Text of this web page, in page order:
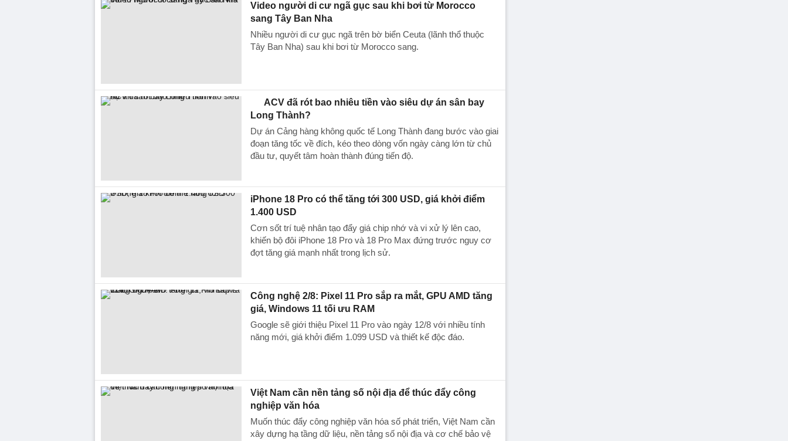
Video người di cư ngã gục sau khi bơi từ Morocco
sang Tây Ban Nha
Nhiều người di cư gục ngã trên bờ biển Ceuta (lãnh thổ thuộc
Tây Ban Nha) sau khi bơi từ Morocco sang.
ACV đã rót bao nhiêu tiền vào siêu dự án sân bay
Long Thành?
Dự án Cảng hàng không quốc tế Long Thành đang bước vào giai
đoạn tăng tốc về đích, kéo theo dòng vốn ngày càng lớn từ chủ
đầu tư, quyết tâm hoàn thành đúng tiến độ.
iPhone 18 Pro có thể tăng tới 300 USD, giá khởi điểm
1.400 USD
Cơn sốt trí tuệ nhân tạo đẩy giá chip nhớ và vi xử lý lên cao,
khiến bộ đôi iPhone 18 Pro và 18 Pro Max đứng trước nguy cơ
đợt tăng giá mạnh nhất trong lịch sử.
Công nghệ 2/8: Pixel 11 Pro sắp ra mắt, GPU AMD tăng
giá, Windows 11 tối ưu RAM
Google sẽ giới thiệu Pixel 11 Pro vào ngày 12/8 với nhiều tính
năng mới, giá khởi điểm 1.099 USD và thiết kế độc đáo.
Việt Nam cần nền tảng số nội địa để thúc đẩy công
nghiệp văn hóa
Muốn thúc đẩy công nghiệp văn hóa số phát triển, Việt Nam cần
xây dựng hạ tầng dữ liệu, nền tảng số nội địa và cơ chế bảo vệ